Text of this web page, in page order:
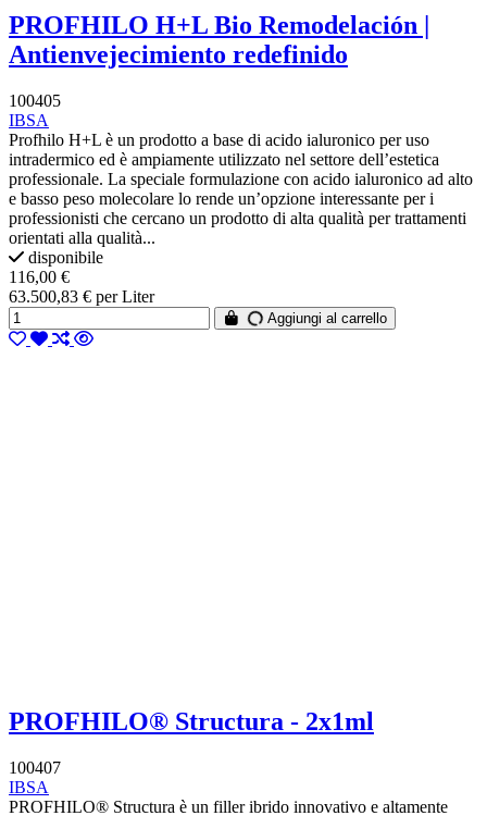
PROFHILO H+L Bio Remodelación |
Antienvejecimiento redefinido
100405
IBSA
Profhilo H+L è un prodotto a base di acido ialuronico per uso
intradermico ed è ampiamente utilizzato nel settore dell’estetica
professionale. La speciale formulazione con acido ialuronico ad alto
e basso peso molecolare lo rende un’opzione interessante per i
professionisti che cercano un prodotto di alta qualità per trattamenti
orientati alla qualità...
disponibile
116,00 €
63.500,83 € per Liter
Aggiungi al carrello
PROFHILO® Structura - 2x1ml
100407
IBSA
PROFHILO® Structura è un filler ibrido innovativo e altamente